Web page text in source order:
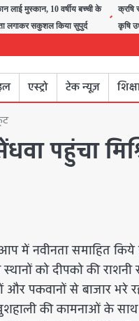
लाई मुस्कान, 10 वर्षीय बच्ची के
लगाकर सकुशल किया सुपुर्द
क्रषि
कृषि
एस्ट्रो टेक न्यूज़
पहुंचा
में नवीनता समाहित
को दीपको की
और पकवानों से बाजार भरे
की कामनाओं के साथ